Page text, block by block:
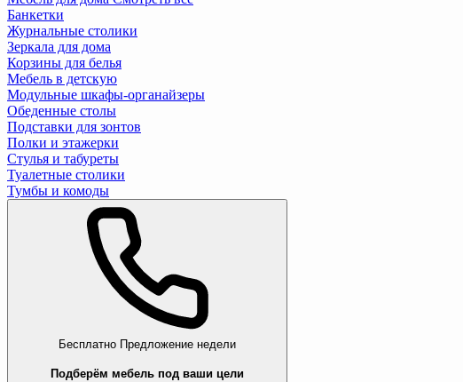
Банкетки
Журнальные столики
Зеркала для дома
Корзины для белья
Мебель в детскую
Модульные шкафы-органайзеры
Обеденные столы
Подставки для зонтов
Полки и этажерки
Стулья и табуреты
Туалетные столики
Тумбы и комоды
Бесплатно Предложение недели
Подберём мебель под ваши цели